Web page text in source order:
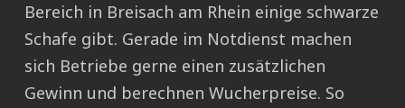
Bereich in Breisach am Rhein einige schwarze
Schafe gibt. Gerade im Notdienst machen
sich Betriebe gerne einen zusätzlichen
Gewinn und berechnen Wucherpreise. So